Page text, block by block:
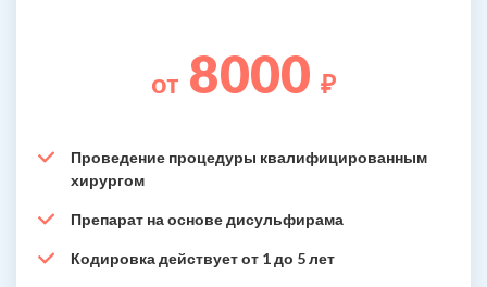
от 8000 ₽
Проведение процедуры квалифицированным
хирургом
Препарат на основе дисульфирама
Кодировка действует от 1 до 5 лет